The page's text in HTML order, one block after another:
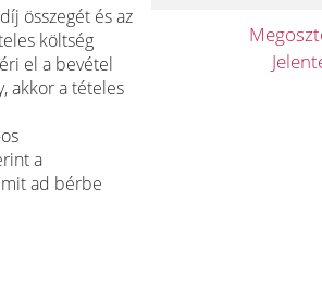
összegét és az
költség
el a bevétel
akkor a tételes
a
ad bérbe